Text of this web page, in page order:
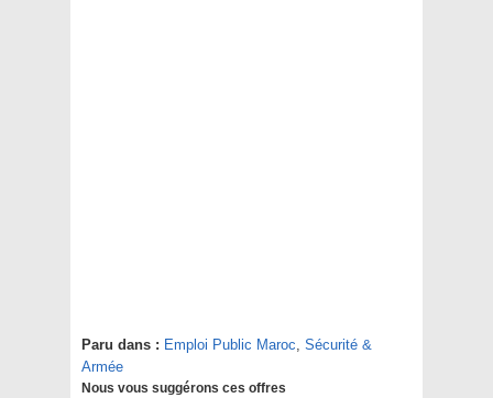
Paru dans : Emploi Public Maroc, Sécurité &
Armée
Nous vous suggérons ces offres